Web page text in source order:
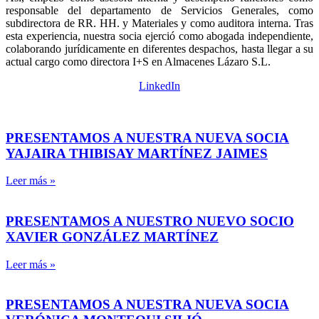
responsable del departamento de Servicios Generales, como
subdirectora de RR. HH. y Materiales y como auditora interna. Tras
esta experiencia, nuestra socia ejerció como abogada independiente,
colaborando jurídicamente en diferentes despachos, hasta llegar a su
actual cargo como directora I+S en Almacenes Lázaro S.L.
LinkedIn
PRESENTAMOS A NUESTRA NUEVA SOCIA
YAJAIRA THIBISAY MARTÍNEZ JAIMES
Leer más »
PRESENTAMOS A NUESTRO NUEVO SOCIO
XAVIER GONZÁLEZ MARTÍNEZ
Leer más »
PRESENTAMOS A NUESTRA NUEVA SOCIA